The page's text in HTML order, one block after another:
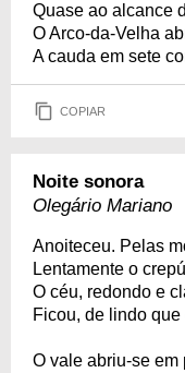
Quase ao alcance
O Arco-da-Velha
A cauda em sete
COPIAR
Noite sonora
Olegário Mariano
Anoiteceu. Pelas
Lentamente o
O céu, redondo e
Ficou, de lindo
O vale abriu-se em